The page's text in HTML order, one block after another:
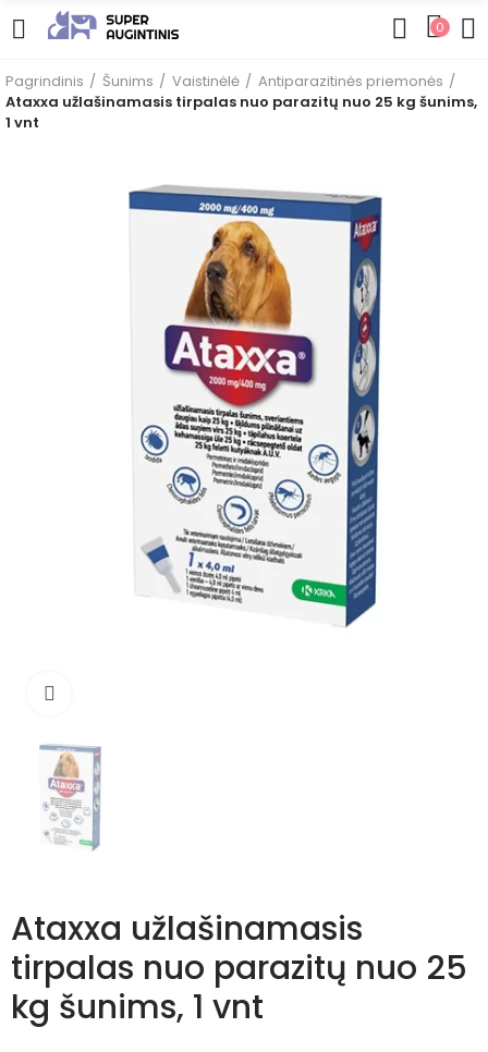
0
Pagrindinis Šunims Vaistinėlė
Antiparazitinės priemonės
Ataxxa užlašinamasis tirpalas nuo parazitų nuo 25 kg šunims,
1 vnt
Ataxxa užlašinamasis
tirpalas nuo parazitų nuo 25
kg šunims, 1 vnt